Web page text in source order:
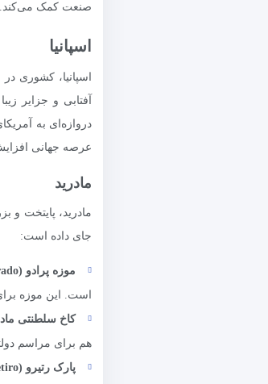
صنعت کمک می‌کند.
اسپانیا
اسپانیا، کشوری
آفتابی و جزایر
دروازه‌ای به
عرصه جهانی
مادرید
مادرید، پایتخت و
جای داده است:
موزه پرادو (
است. این موزه
کاخ سلطنتی
هم برای مراسم
پارک رتیرو (